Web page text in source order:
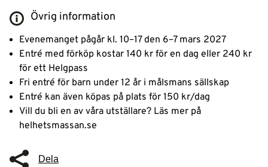
Övrig information
Evenemanget pågår kl. 10–17 den 6–7 mars 2027
Entré med förköp kostar 140 kr för en dag eller 240 kr
för ett Helgpass
Fri entré för barn under 12 år i målsmans sällskap
Entré kan även köpas på plats för 150 kr/dag
Vill du bli en av våra utställare? Läs mer på
helhetsmassan.se
Dela